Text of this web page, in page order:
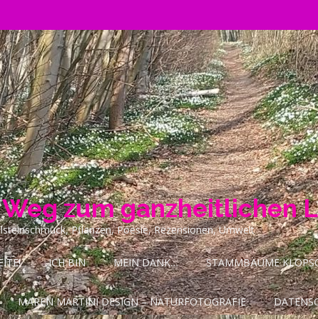
zum ganzheitlichen
Pflanzen, Poesie, Rezensionen, Umwelt
ICH BIN MEIN DANK… STAMMBÄUME
MAREN MARTINI DESIGN – NATURFOTOGRAFIE